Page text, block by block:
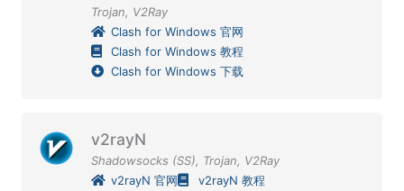
Trojan, V2Ray
Clash for Windows 官网
Clash for Windows 教程
Clash for Windows 下载
v2rayN
Shadowsocks (SS), Trojan, V2Ray
v2rayN 官网
v2rayN 教程